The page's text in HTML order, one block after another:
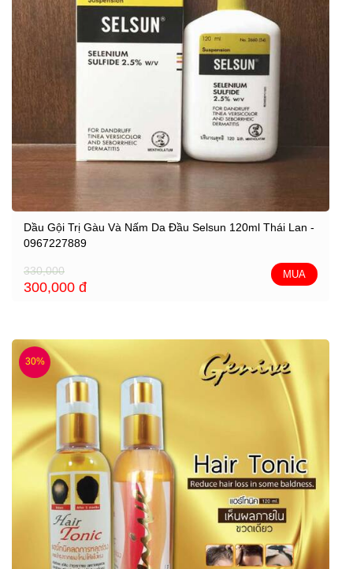
Dầu Gội Trị Gàu Và Nấm Da Đầu Selsun 120ml Thái Lan -
0967227889
330,000
300,000 đ
MUA
30%